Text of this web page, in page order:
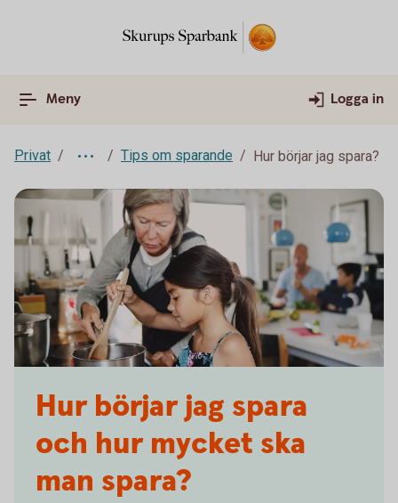
Meny Logga in
Privat Tips om sparande Hur börjar jag spara?
Hur börjar jag spara
och hur mycket ska
man spara?